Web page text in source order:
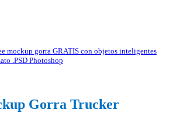
mockup gorra GRATIS con objetos inteligentes
.PSD Photoshop
Gorra Trucker